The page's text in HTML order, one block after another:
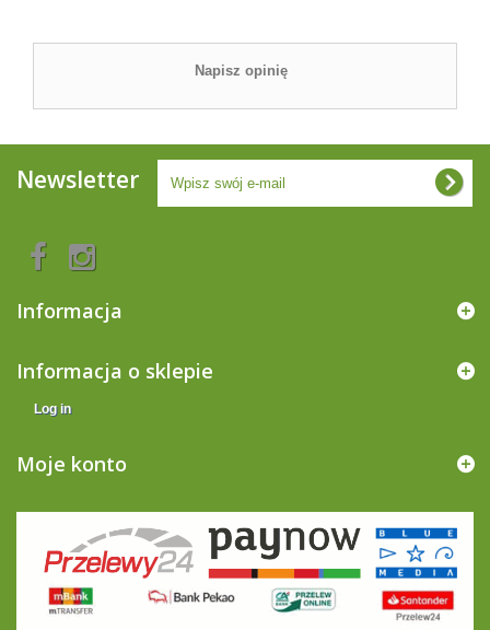
Napisz opinię
Newsletter
Informacja
Informacja o sklepie
Log in
Moje konto